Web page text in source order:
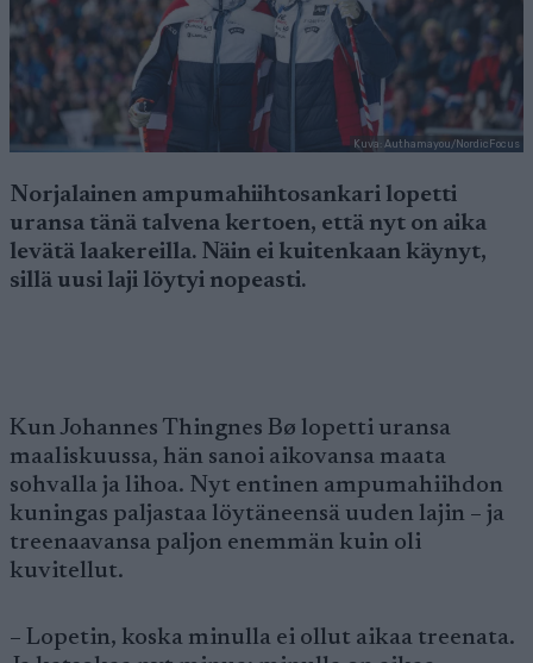
Kuva: Authamayou/NordicFocus
Norjalainen ampumahiihtosankari lopetti
uransa tänä talvena kertoen, että nyt on aika
levätä laakereilla. Näin ei kuitenkaan käynyt,
sillä uusi laji löytyi nopeasti.
Kun Johannes Thingnes Bø lopetti uransa
maaliskuussa, hän sanoi aikovansa maata
sohvalla ja lihoa. Nyt entinen ampumahiihdon
kuningas paljastaa löytäneensä uuden lajin – ja
treenaavansa paljon enemmän kuin oli
kuvitellut.
– Lopetin, koska minulla ei ollut aikaa treenata.